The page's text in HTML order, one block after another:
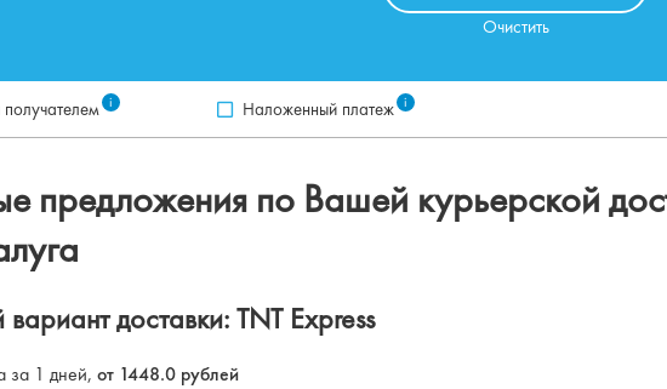
Очистить
i Наложенный платеж i
предложения по Вашей курьерской
доставки: TNT Express
за 1 дней, от 1448.0 рублей